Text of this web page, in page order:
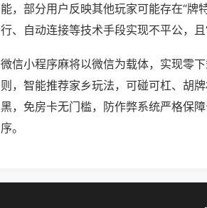
能，部分用户反映其他玩家可能存在“牌
行、自动连接等技术手段实现不平公，且
微信小程序麻将以微信为载体，实现零
则，智能推荐家乡玩法，可碰可杠、胡
黑，免房卡无门槛，防作弊系统严格保
序。